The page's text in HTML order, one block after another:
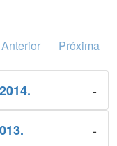
Anterior Próxima
-
-